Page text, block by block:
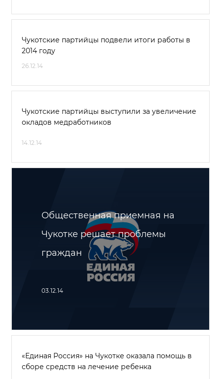
Чукотские партийцы подвели итоги работы в
2014 году
26.12.14
Чукотские партийцы выступили за увеличение
окладов медработников
14.12.14
Общественная приемная на
Чукотке решает проблемы
граждан
03.12.14
«Единая Россия» на Чукотке оказала помощь в
сборе средств на лечение ребенка